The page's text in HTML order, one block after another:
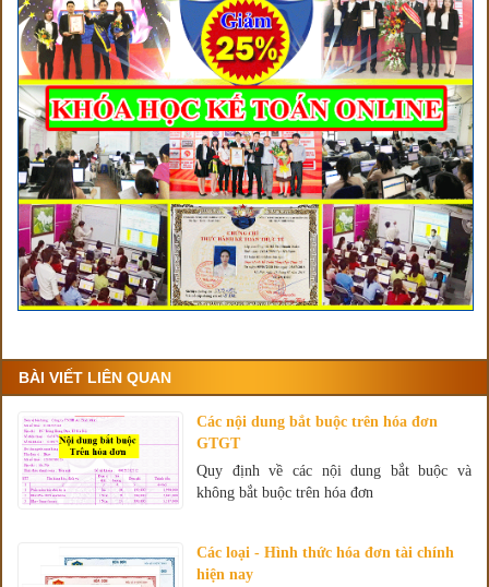
BÀI VIẾT LIÊN QUAN
Các nội dung bắt buộc trên hóa đơn
GTGT
Quy định về các nội dung bắt buộc và
không bắt buộc trên hóa đơn
Các loại - Hình thức hóa đơn tài chính
hiện nay